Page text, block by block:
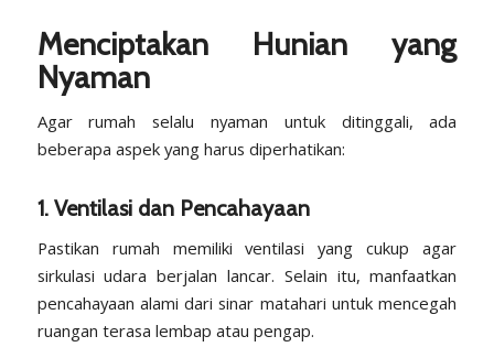
Menciptakan Hunian yang
Nyaman
Agar rumah selalu nyaman untuk ditinggali, ada
beberapa aspek yang harus diperhatikan:
1. Ventilasi dan Pencahayaan
Pastikan rumah memiliki ventilasi yang cukup agar
sirkulasi udara berjalan lancar. Selain itu, manfaatkan
pencahayaan alami dari sinar matahari untuk mencegah
ruangan terasa lembap atau pengap.